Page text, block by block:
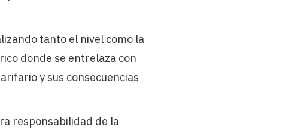
tanto el nivel como la
donde se entrelaza con
y sus consecuencias
responsabilidad de la